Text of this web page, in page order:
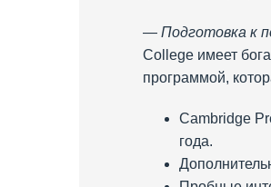
— Подготовка к
College имеет
программой,
Cambridge
года.